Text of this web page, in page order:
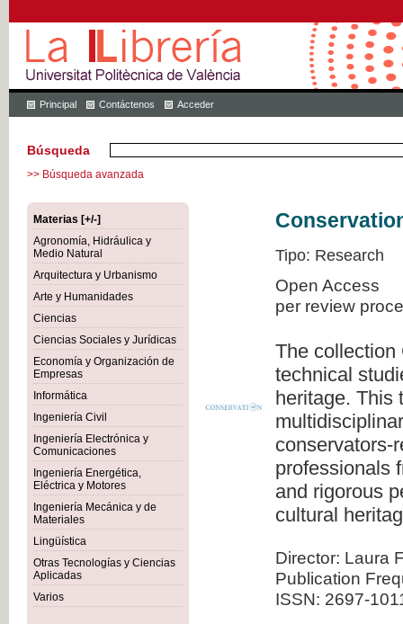
Principal Contáctenos Acceder
Búsqueda
>> Búsqueda avanzada
Materias [+/-]
Agronomía, Hidráulica y
Medio Natural
Arquitectura y Urbanismo
Arte y Humanidades
Ciencias
Ciencias Sociales y Jurídicas
Economía y Organización de
Empresas
Informática
Ingeniería Civil
Ingeniería Electrónica y
Comunicaciones
Ingeniería Energética,
Eléctrica y Motores
Ingeniería Mecánica y de
Materiales
Lingüística
Otras Tecnologías y Ciencias
Aplicadas
Varios
Tipo: Research
Open Access
per review
The collection
technical
heritage. This
conservators-
professionals
and rigorous
cultural
Director: Laura
Publication
ISSN: 2697-